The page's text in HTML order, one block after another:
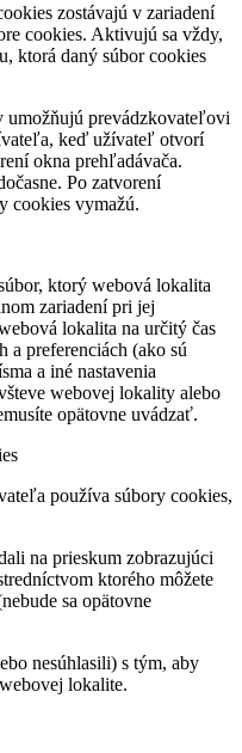
zostávajú v zariadení
cookies. Aktivujú sa vždy,
ktorá daný súbor cookies
umožňujú prevádzkovateľovi
keď užívateľ otvorí
okna prehľadávača.
Po zatvorení
cookies vymažú.
ktorý webová lokalita
zariadení pri jej
lokalita na určitý čas
a preferenciách (ako sú
a iné nastavenia
webovej lokality alebo
opätovne uvádzať.
používa súbory cookies,
na prieskum zobrazujúci
ktorého môžete
sa opätovne
nesúhlasili) s tým, aby
lokalite.